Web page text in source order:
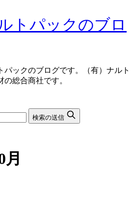
トパックのブロ
パックのブログです。（有）ナルト
総合商社です。
検索の送信